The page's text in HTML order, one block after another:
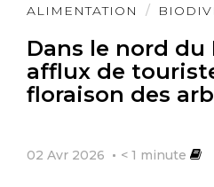
ALIMENTATION
Dans le nord du
afflux de
floraison des
02 Avr 2026 < 1 minute
Lire